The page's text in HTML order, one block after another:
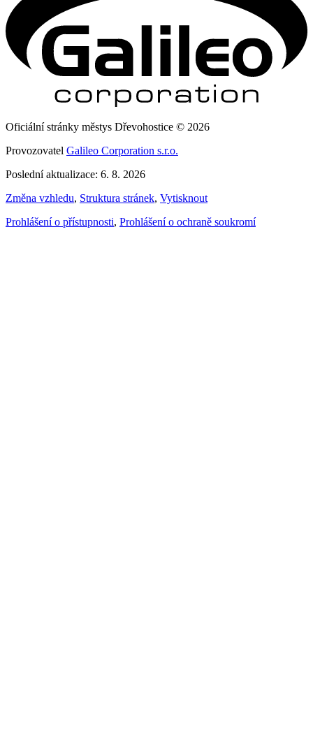
Oficiální stránky městys Dřevohostice © 2026
Provozovatel Galileo Corporation s.r.o.
Poslední aktualizace: 6. 8. 2026
Změna vzhledu, Struktura stránek, Vytisknout
Prohlášení o přístupnosti, Prohlášení o ochraně soukromí